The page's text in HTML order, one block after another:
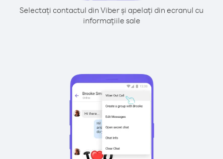
Selectați contactul din Viber și apelați din ecranul cu
informațiile sale